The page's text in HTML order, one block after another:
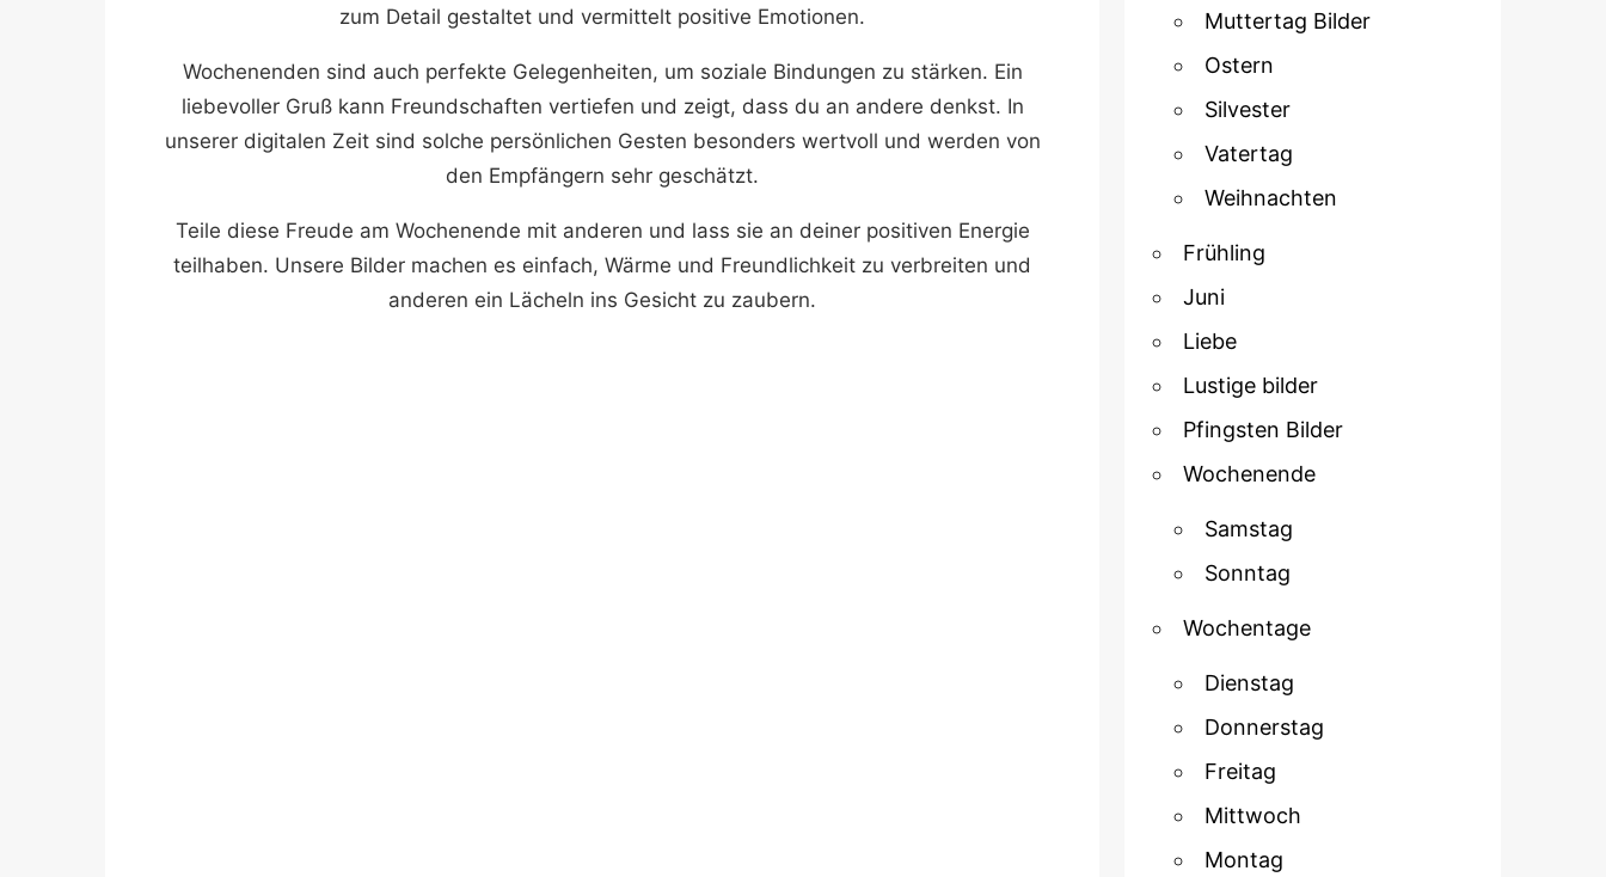
zum Detail gestaltet und vermittelt positive Emotionen.
Wochenenden sind auch perfekte Gelegenheiten, um soziale Bindungen zu stärken. Ein
liebevoller Gruß kann Freundschaften vertiefen und zeigt, dass du an andere denkst. In
unserer digitalen Zeit sind solche persönlichen Gesten besonders wertvoll und werden von
den Empfängern sehr geschätzt.
Teile diese Freude am Wochenende mit anderen und lass sie an deiner positiven Energie
teilhaben. Unsere Bilder machen es einfach, Wärme und Freundlichkeit zu verbreiten und
anderen ein Lächeln ins Gesicht zu zaubern.
Muttertag Bilder
Ostern
Silvester
Vatertag
Weihnachten
Frühling
Juni
Liebe
Lustige bilder
Pfingsten Bilder
Wochenende
Samstag
Sonntag
Wochentage
Dienstag
Donnerstag
Freitag
Mittwoch
Montag